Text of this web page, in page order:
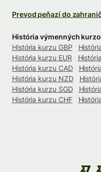
Prevod peňazí do
História výmenných
História kurzu GBP
História kurzu EUR
História kurzu CAD
História kurzu NZD
História kurzu SGD
História kurzu CHF